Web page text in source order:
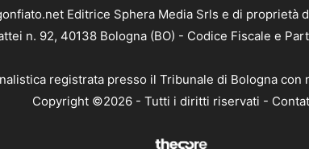
registrata presso il Tribunale di Bologna con
attività pubblicitarie su questo sito sono gestite da